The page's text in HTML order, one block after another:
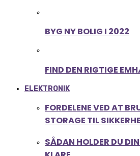
BYG NY BOLIG I 2022
FIND DEN RIGTIGE
ELEKTRONIK
FORDELENE VED AT
STORAGE TIL
SÅDAN HOLDER DU